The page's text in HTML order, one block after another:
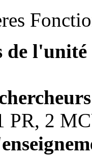
de
PR, 2